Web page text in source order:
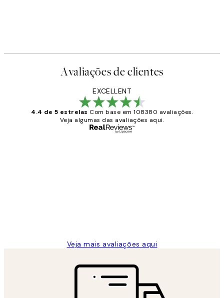
Avaliações de clientes
EXCELLENT
4.4 de 5 estrelas Com base em 108380 avaliações.
Veja algumas das avaliações aqui.
Veja mais avaliações aqui